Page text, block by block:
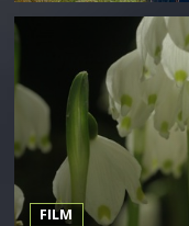
FILM